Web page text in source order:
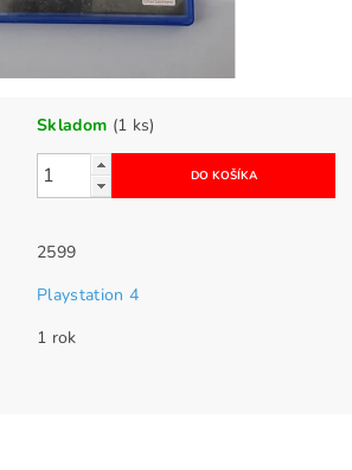
Skladom (1 ks)
2599
Playstation 4
1 rok